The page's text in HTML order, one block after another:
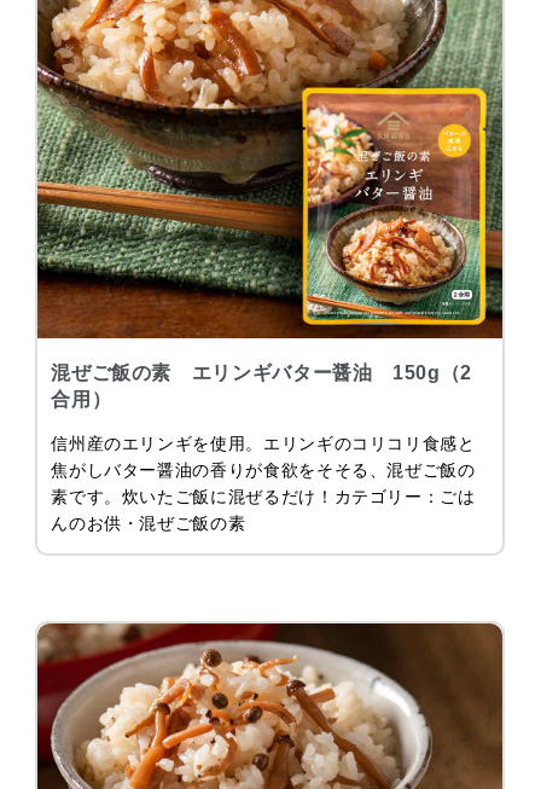
混ぜご飯の素 エリンギバター醤油 150g（2
合用）
信州産のエリンギを使用。エリンギのコリコリ食感と
焦がしバター醤油の香りが食欲をそそる、混ぜご飯の
素です。炊いたご飯に混ぜるだけ！カテゴリー：ごは
んのお供・混ぜご飯の素